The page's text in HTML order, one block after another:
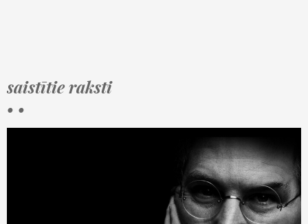
saistītie raksti
• •